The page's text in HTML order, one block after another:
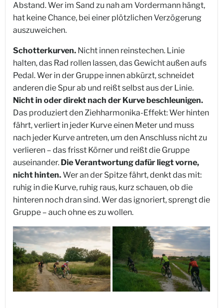
Abstand. Wer im Sand zu nah am Vordermann hängt,
hat keine Chance, bei einer plötzlichen Verzögerung
auszuweichen.
Schotterkurven. Nicht innen reinstechen. Linie
halten, das Rad rollen lassen, das Gewicht außen aufs
Pedal. Wer in der Gruppe innen abkürzt, schneidet
anderen die Spur ab und reißt selbst aus der Linie.
Nicht in oder direkt nach der Kurve beschleunigen.
Das produziert den Ziehharmonika-Effekt: Wer hinten
fährt, verliert in jeder Kurve einen Meter und muss
nach jeder Kurve antreten, um den Anschluss nicht zu
verlieren – das frisst Körner und reißt die Gruppe
auseinander. Die Verantwortung dafür liegt vorne,
nicht hinten.Wer an der Spitze fährt, denkt das mit:
ruhig in die Kurve, ruhig raus, kurz schauen, ob die
hinteren noch dran sind. Wer das ignoriert, sprengt die
Gruppe – auch ohne es zu wollen.